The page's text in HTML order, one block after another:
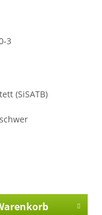
3
(SiSATB)